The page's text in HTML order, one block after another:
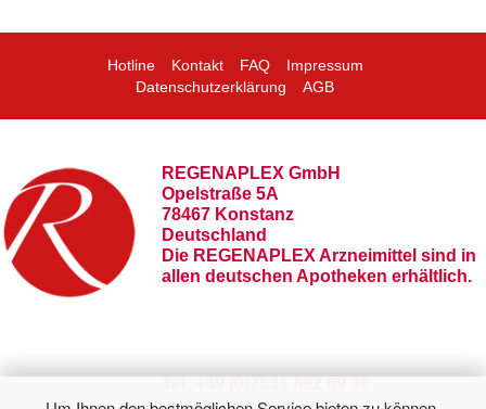
Hotline Kontakt FAQ
Impressum
Datenschutzerklärung
AGB
REGENAPLEX GmbH
Opelstraße 5A
78467 Konstanz
Deutschland
Die REGENAPLEX Arzneimittel sind in
allen deutschen Apotheken erhältlich.